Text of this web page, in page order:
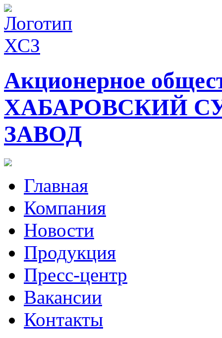
Акционерное
ХАБАРОВСКИЙ
ЗАВОД
Главная
Компания
Новости
Продукция
Пресс-центр
Вакансии
Контакты